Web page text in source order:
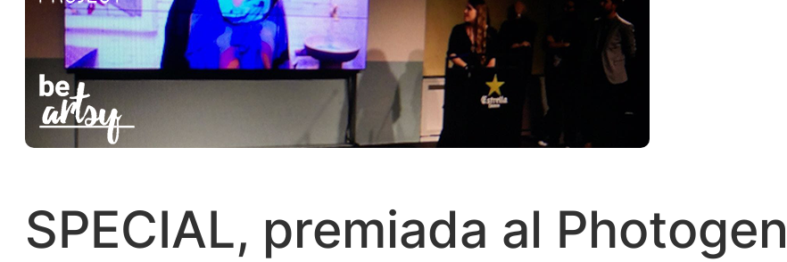
SPECIAL, premiada al